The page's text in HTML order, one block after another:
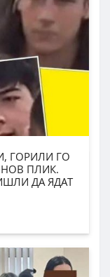
ГОРИЛИ ГО
ПЛИК.
ДА ЯДАТ